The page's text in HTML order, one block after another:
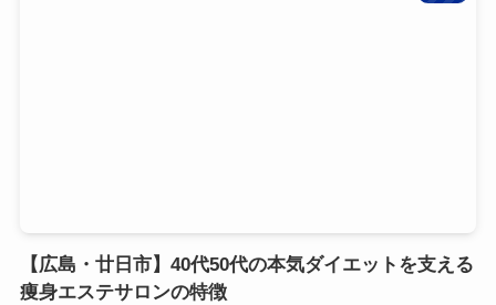
【広島・廿日市】40代50代の本気ダイエットを支える
痩身エステサロンの特徴